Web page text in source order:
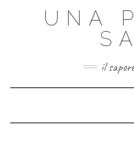
UNA
il